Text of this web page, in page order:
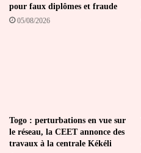
pour faux diplômes et fraude
05/08/2026
Togo : perturbations en vue sur
le réseau, la CEET annonce des
travaux à la centrale Kékéli